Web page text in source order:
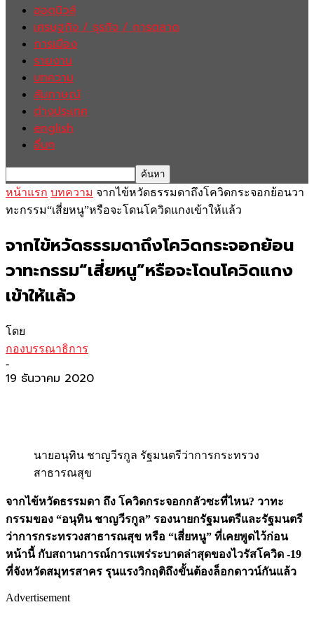
ฮอตนิวส์
เศรษฐกิจ / ธุรกิจ / การตลาด
การเมือง
รายงาน
บทความ
สัมภาษณ์
ต่างประเทศ
english
อื่นๆ
หน้าแรก บทความ จากไข้หวัดธรรมดาถึงโควิดกระจอกย้อนวา
ทะกรรม“เสี่ยหนู”หรือจะโดนโควิดแกงเข้าให้แล้ว
จากไข้หวัดธรรมดาถึงโควิดกระจอกย้อน
วาทะกรรม“เสี่ยหนู”หรือจะโดนโควิดแกง
เข้าให้แล้ว
โดย
กองบรรณาธิการ
-
19 ธันวาคม 2020
นายอนุทิน ชาญวีรกูล รัฐมนตรีว่าการกระทรวง
สาธารณสุข
จากไข้หวัดธรรมดา ถึง โควิดกระจอกกลัวซะที่ไหน? วาทะ
กรรมของ “อนุทิน ชาญวีรกูล” รองนายกรัฐมนตรีและรัฐมนตรี
ว่าการกระทรวงสาธารณสุข หรือ “เสี่ยหนู” ที่เคยพูดไว้ก่อน
หน้านี้ กับสถานการณ์การแพร่ระบาดล่าสุดของไวรัสโควิด -19
ที่จังหวัดสมุทรสาคร รุนแรงวิกฤติถึงขั้นต้องล็อกดาวน์กันแล้ว
Advertisement